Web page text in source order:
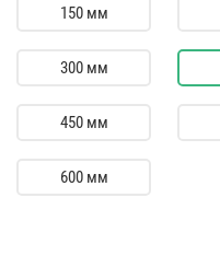
150 мм
300 мм
450 мм
600 мм